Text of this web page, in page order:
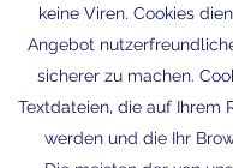
keine Viren. Cookies
Angebot
sicherer zu machen.
Textdateien, die auf Ihrem
werden und die Ihr